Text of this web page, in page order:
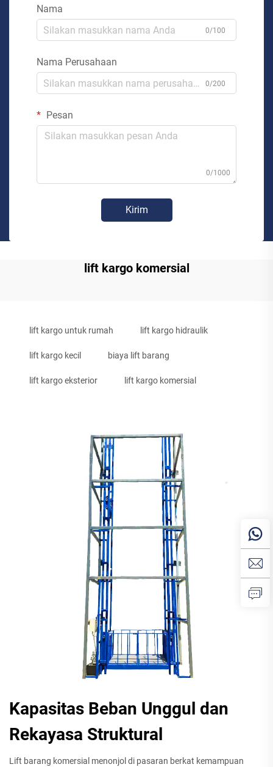
Nama
0/100
Nama Perusahaan
0/200
Pesan
0/1000
Kirim
lift kargo komersial
lift kargo untuk rumah lift kargo hidraulik
lift kargo kecil biaya lift barang
lift kargo eksterior lift kargo komersial
Kapasitas Beban Unggul dan
Rekayasa Struktural
Lift barang komersial menonjol di pasaran berkat kemampuan